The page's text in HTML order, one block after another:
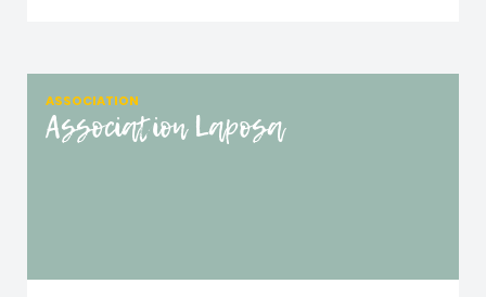
ASSOCIATION
Association Laposa